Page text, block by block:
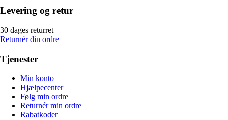
Levering og retur
30 dages returret
Returnér din ordre
Tjenester
Min konto
Hjælpecenter
Følg min ordre
Returnér min ordre
Rabatkoder